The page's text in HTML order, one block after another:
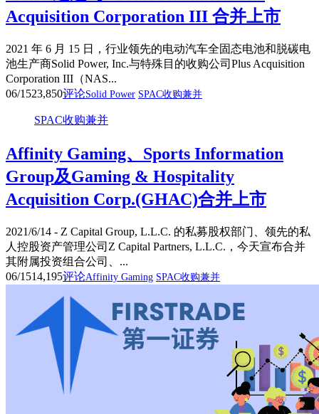
Acquisition Corporation III 合并上市
2021 年 6 月 15 日，行业领先的电动汽车全固态电池和脱碳电
池生产商Solid Power, Inc.与特殊目的收购公司Plus Acquisition
Corporation III（NAS...
06/1523,850评论Solid Power SPAC收购兼并
SPAC收购兼并
Affinity Gaming、Sports Information
Group及Gaming & Hospitality
Acquisition Corp.(GHAC)合并上市
2021/6/14 - Z Capital Group, L.L.C. 的私募股权部门、领先的私
人控股资产管理公司Z Capital Partners, L.L.C.，今天宣布合并
其附属投资组合公司、...
06/1514,195评论Affinity Gaming SPAC收购兼并